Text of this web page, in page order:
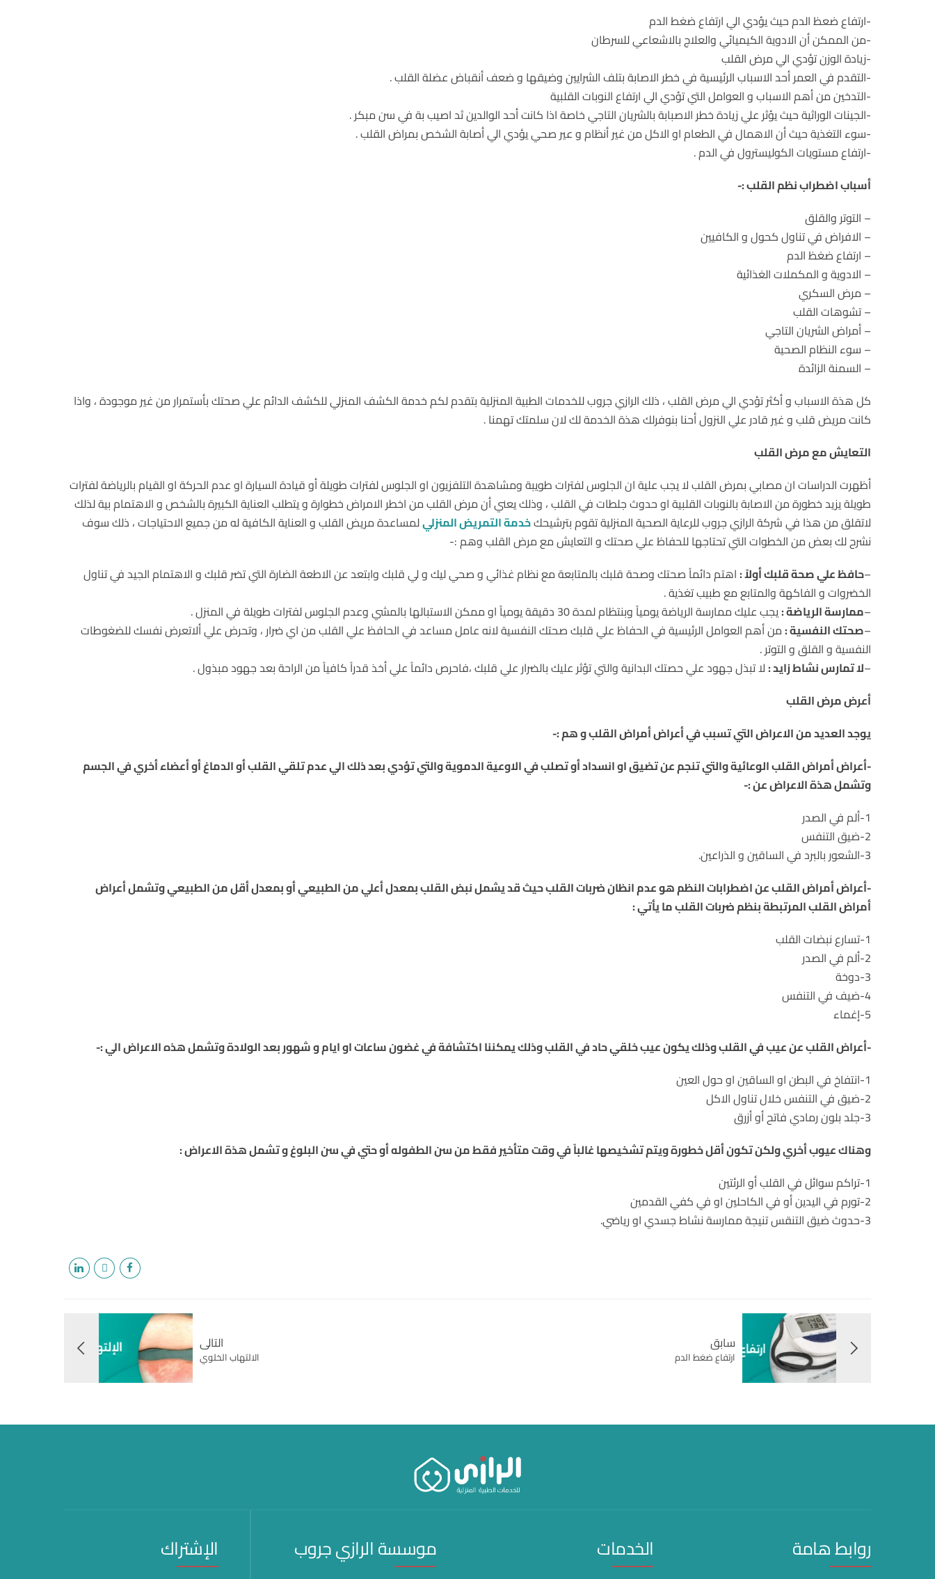
-ارتفاع ضعظ الدم حيث يؤدي الي ارتفاع ضغط الدم
-من الممكن أن الادوية الكيميائي والعلاج بالاشعاعي للسرطان
-زيادة الوزن تؤدي الي مرض القلب
-التقدم في العمر أحد الاسباب الرئيسية في خطر الاصابة بتلف الشرايين وضيقها و ضعف أنقباض عضلة القلب .
-التدخين من أهم الاسباب و العوامل التي تؤدي الي ارتفاع النوبات القلبية
-الجينات الوراثية حيث يؤثر علي زيادة خطر الاصبابة بالشريان التاجي خاصة اذا كانت أحد الوالدين ثد اصيب بة في سن مبكر .
-سوء التغذية حيث أن الاهمال في الطعام او الاكل من غير أنظام و عير صحي يؤدي الي أصابة الشخص بمراض القلب .
-ارتفاع مستويات الكوليسترول في الدم .
أسباب اضطراب نظم القلب :-
– التوتر والقلق
– الافراض في تناول كحول و الكافيين
– ارتفاع ضغظ الدم
– الادوية و المكملات الغذائية
– مرض السكري
– تشوهات القلب
– أمراض الشريان التاجي
– سوء النظام الصحية
– السمنة الزائدة
كل هذة الاسباب و أكثر تؤدي الي مرض القلب ، ذلك الرازي جروب للخدمات الطبية المنزلية بتقدم لكم خدمة الكشف المنزلي للكشف الدائم علي صحتك بأستمرار من غير موجودة ، واذا
كانت مريض قلب و غير قادر علي النزول أحنا بنوفرلك هذة الخدمة لك لان سلمتك تهمنا .
التعايش مع مرض القلب
أظهرت الدراسات ان مصابي بمرض القلب لا يجب علية ان الجلوس لفترات طويبة ومشاهدة التلفزيون او الجلوس لفترات طويلة أو قيادة السيارة او عدم الحركة او القيام بالرياضة لفترات
طويلة يزيد خطورة من الاصابة بالنوبات القلبية او حدوث جلطات في القلب ، وذلك يعني أن مرض القلب من اخطر الامراض خطوارة و يتطلب العناية الكبيرة بالشخص و الاهتمام بية لذلك
لاتقلق من هذا في شركة الرازي جروب للرعاية الصحية المنزلية تقوم بترشيحكخدمة التمريض المنزليلمساعدة مريض القلب و العناية الكافية له من جميع الاحتياجات ، ذلك سوف
نشرح لك بعض من الخطوات التي تحتاجها للحفاظ علي صحتك و التعايش مع مرض القلب وهم :-
–حافظ علي صحة قلبك أولاً :اهتم دائماً صحتك وصحة قلبك بالمتابعة مع نظام غذائي و صحي ليك و لي قلبك وابتعد عن الاطعة الضارة التي تضر قلبك و الاهتمام الجيد في تناول
الخضروات و الفاكهة والمتابع مع طبيب تغذية .
–ممارسة الرياضة :يجب عليك ممارسة الرياضة يومياً وبنتظام لمدة 30 دقيقة يومياً او ممكن الاستبالها بالمشي وعدم الجلوس لفترات طويلة في المنزل .
–صحتك النفسية :من أهم العوامل الرئيسية في الحفاظ علي قلبك صحتك النفسية لانه عامل مساعد في الحافظ علي القلب من اي ضرار ، وتحرض علي ألاتعرض نفسك للضغوطات
النفسية و القلق و التوتر .
–لا تمارس نشاط زايد :لا تبذل جهود علي حصتك البدانية والتي تؤثر عليك بالضرار علي قلبك ،فاحرص دائماً علي أخذ قدراً كافياً من الراحة بعد جهود مبذول .
أعرض مرض القلب
يوجد العديد من الاعراض التي تسبب في أعراض أمراض القلب و هم :-
-أعراض أمراض القلب الوعائية والتي تنجم عن تضيق او انسداد أو تصلب في الاوعية الدموية والتي تؤدي بعد ذلك الي عدم تلقي القلب أو الدماغ أو أعضاء أخري في الجسم
وتشمل هذة الاعراض عن :-
1-ألم في الصدر
2-ضيق التنفس
3-الشعور بالبرد في الساقين و الذراعين.
-أعراض أمراض القلب عن اضطرابات النظم هو عدم انظان ضربات القلب حيث قد يشمل نبض القلب بمعدل أعلي من الطبيعي أو بمعدل أقل من الطبيعي وتشمل أعراض
أمراض القلب المرتبطة بنظم ضربات القلب ما يأتي :
1-تسارع نبضات القلب
2-ألم في الصدر
3-دوخة
4-ضيف في التنفس
5-إغماء
-أعراض القلب عن عيب في القلب وذلك يكون عيب خلقي حاد في القلب وذلك يمكننا اكتشافة في غضون ساعات او ايام و شهور بعد الولادة وتشمل هذه الاعراض الي :-
1-انتفاخ في البطن او الساقين او حول العين
2-ضيق في التنفس خلال تناول الاكل
3-جلد بلون رمادي فاتح أو أزرق
وهناك عيوب أخري ولكن تكون أقل خطورة ويتم تشخيصها غالباً في وقت متأخير فقط من سن الطفوله أو حتي في سن البلوغ و تشمل هذة الاعراض :
1-تراكم سوائل في القلب أو الرئتين
2-تورم في اليدين أو في الكاحلين او في كفي القدمين
3-حدوث ضيق التنقس تنيجة ممارسة نشاط جسدي او رياضي.
سابق
ارتفاع ضغط الدم
التالى
الالتهاب الخلوي
روابط هامة الخدمات موسسة الرازي جروب الإشتراك